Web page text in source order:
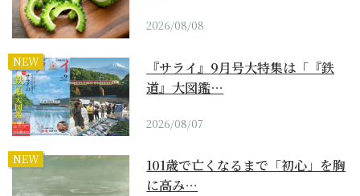
2026/08/08
NEW
『サライ』9月号大特集は「『鉄
道』大図鑑…
2026/08/07
NEW
101歳で亡くなるまで「初心」を胸
に高み…